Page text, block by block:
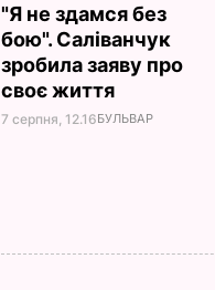
"Я не здамся без
бою". Саліванчук
зробила заяву про
своє життя
7 серпня, 12.16БУЛЬВАР